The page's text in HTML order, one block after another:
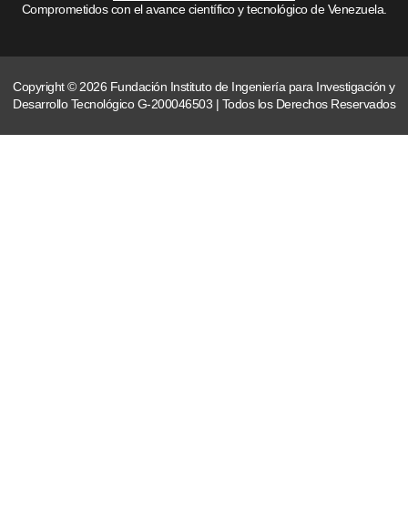
Comprometidos con el avance científico y tecnológico de Venezuela.
Copyright © 2026 Fundación Instituto de Ingeniería para Investigación y
Desarrollo Tecnológico G-200046503 | Todos los Derechos Reservados